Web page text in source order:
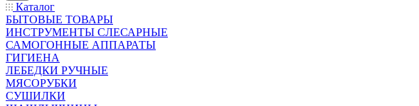
Каталог
БЫТОВЫЕ ТОВАРЫ
ИНСТРУМЕНТЫ СЛЕСАРНЫЕ
САМОГОННЫЕ АППАРАТЫ
ГИГИЕНА
ЛЕБЕДКИ РУЧНЫЕ
МЯСОРУБКИ
СУШИЛКИ